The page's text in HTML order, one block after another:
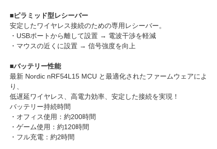
■ピラミッド型レシーバー
安定したワイヤレス接続のための専用レシーバー。
・USBポートから離して設置 → 電波干渉を軽減
・マウスの近くに設置 → 信号強度を向上
■バッテリー性能
最新 Nordic nRF54L15 MCU と最適化されたファームウェアによ
り、
低遅延ワイヤレス、高電力効率、安定した接続を実現！
バッテリー持続時間
・オフィス使用：約200時間
・ゲーム使用：約120時間
・フル充電：約2時間